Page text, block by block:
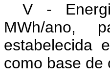
V -
MWh/ano,
estabelecida
como base de